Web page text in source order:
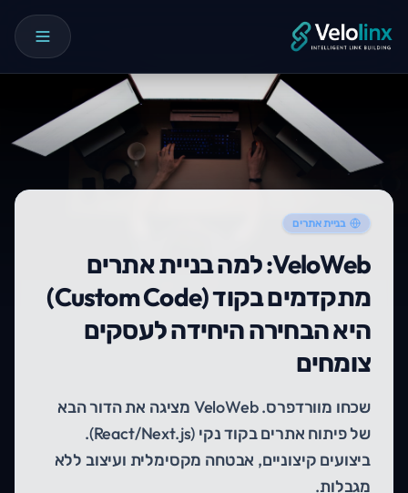
בניית אתרים
VeloWeb: למה בניית אתרים
מתקדמים בקוד (Custom Code)
היא הבחירה היחידה לעסקים
צומחים
שכחו מוורדפרס. VeloWeb מציגה את הדור הבא
של פיתוח אתרים בקוד נקי (React/Next.js).
ביצועים קיצוניים, אבטחה מקסימלית ועיצוב ללא
מגבלות.